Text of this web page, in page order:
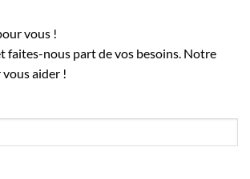
vous !
faites-nous part de vos besoins. Notre
aider !